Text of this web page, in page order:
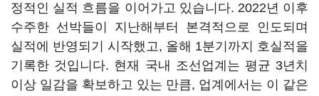
정적인 실적 흐름을 이어가고 있습니다. 2022년 이후
수주한 선박들이 지난해부터 본격적으로 인도되며
실적에 반영되기 시작했고, 올해 1분기까지 호실적을
기록한 것입니다. 현재 국내 조선업계는 평균 3년치
이상 일감을 확보하고 있는 만큼, 업계에서는 이 같은